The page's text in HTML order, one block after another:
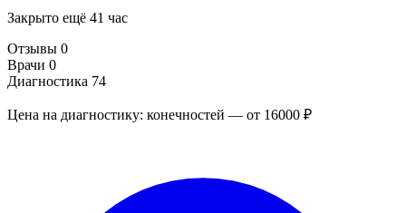
Закрыто ещё 41 час
Отзывы 0
Врачи 0
Диагностика 74
Цена на диагностику: конечностей — от 16000 ₽